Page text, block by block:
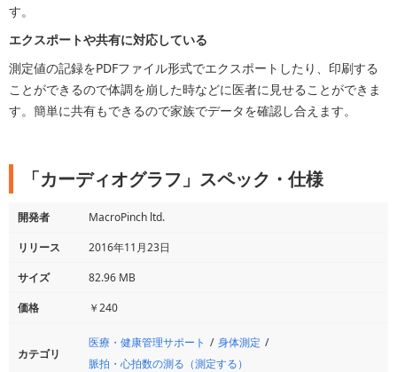
す。
エクスポートや共有に対応している
測定値の記録をPDFファイル形式でエクスポートしたり、印刷する
ことができるので体調を崩した時などに医者に見せることができま
す。簡単に共有もできるので家族でデータを確認し合えます。
「カーディオグラフ」スペック・仕様
開発者
MacroPinch ltd.
リリース
2016年11月23日
サイズ
82.96 MB
価格
￥240
カテゴリ
医療・健康管理サポート
身体測定
脈拍・心拍数の測る（測定する）